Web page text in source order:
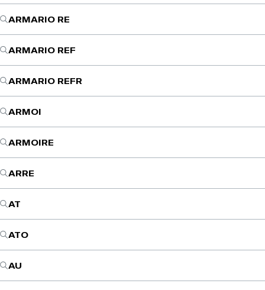
ARMARIO RE
ARMARIO REF
ARMARIO REFR
ARMOI
ARMOIRE
ARRE
AT
ATO
AU